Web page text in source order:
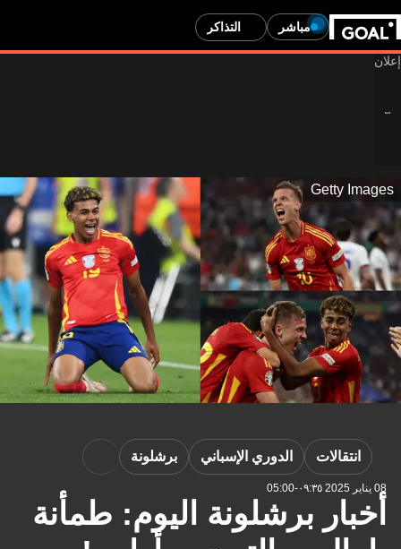
مباشر التذاكر
Getty Images
08 يناير 2025 ٠٩:٣٥-05:00
أخبار برشلونة اليوم: طمأنة
انتقالات الدوري الإسباني برشلونة